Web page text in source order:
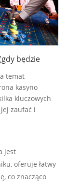
będzie
temat
kasyno
kluczowych
zaufać i
jest
oferuje łatwy
co znacząco